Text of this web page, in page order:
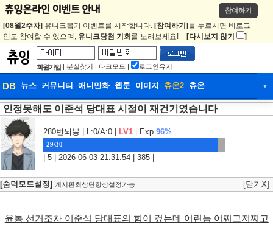
참여하기
[08월2주차] 유니크뽑기 이벤트를 시작합니다. [참여하기] 를 누르시면 비로그
인도 참여할 수 있으며, 유니크당첨 기회 를 노려보세요! [다시보지 않기 ]
회원가입 | 분실찾기 | 다크모드 | 로그인유지
DB 뉴스 커뮤니티 애니만화 웹툰 이미지 츄온2 츄온 ▼
DB 뉴스 커뮤니티
웹툰 이미지 츄온2
인정못해도 이준석 당대표 시절이 재건기였습니다
280번뇌봉 | L:0/A:0 | LV1 Exp.96%
29/30
| 5 | 2026-06-03 21:31:54 | 385 |
[숨덕모드설정] 게시판최상단항상설정가능 [닫기X]
윤통 선거조차 이준석 당대표의 힘이 컸는데 어린놈 어쩌고저쩌고